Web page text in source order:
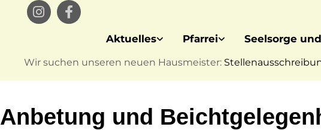
Aktuelles Pfarrei Seelsorge
Wir suchen unseren neuen Hausmeister:
Anbetung und